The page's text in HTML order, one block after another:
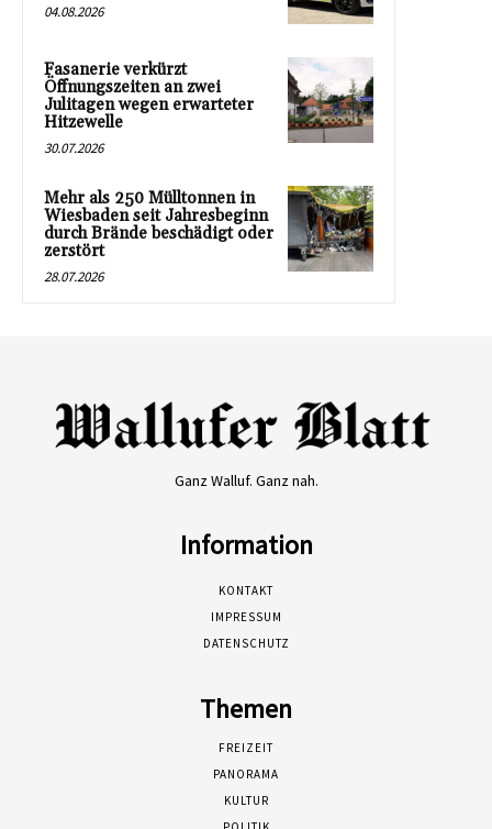
04.08.2026
Fasanerie verkürzt
Öffnungszeiten an zwei
Julitagen wegen erwarteter
Hitzewelle
30.07.2026
Mehr als 250 Mülltonnen in
Wiesbaden seit Jahresbeginn
durch Brände beschädigt oder
zerstört
28.07.2026
Ganz Walluf. Ganz nah.
Information
KONTAKT
IMPRESSUM
DATENSCHUTZ
Themen
FREIZEIT
PANORAMA
KULTUR